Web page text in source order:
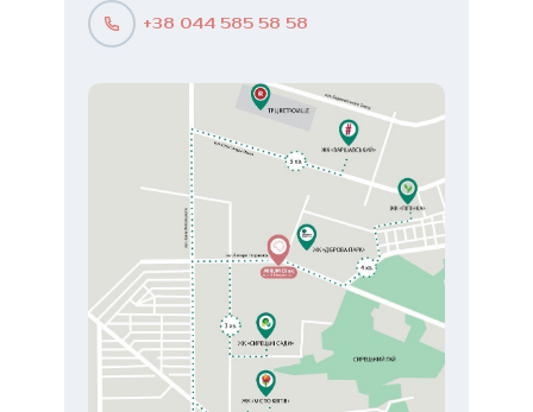
+38 044 585 58 58